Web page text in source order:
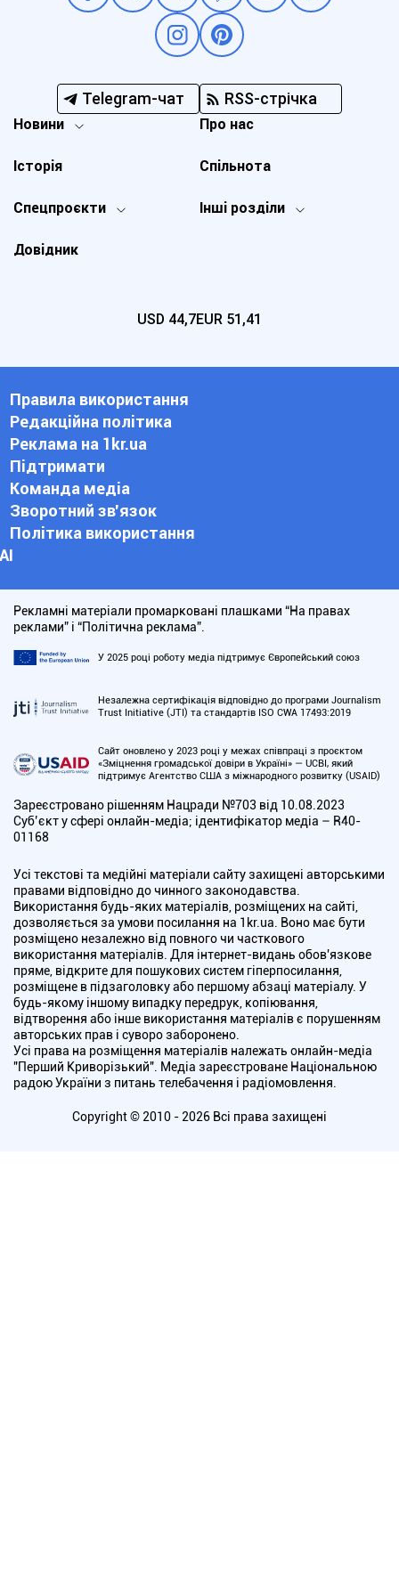
Telegram-чат RSS-стрічка
Новини
Спецпроєкти Інші розділи
Історія
Про нас
Довідник
Спільнота
USD 44,7EUR 51,41
Правила використання
Редакційна політика
Реклама на 1kr.ua
Підтримати
Команда медіа
Зворотний зв'язок
Політика використання
АІ
Рекламні матеріали промарковані плашками “На правах
реклами” і “Політична реклама”.
У 2025 році роботу медіа підтримує Європейський союз
Незалежна сертифікація відповідно до програми Journalism
Trust Initiative (JTI) та стандартів ISO CWA 17493:2019
Сайт оновлено у 2023 році у межах співпраці з проєктом
«Зміцнення громадської довіри в Україні» — UCBI, який
підтримує Агентство США з міжнародного розвитку (USAID)
Зареєстровано рішенням Нацради №703 від 10.08.2023
Cуб’єкт у сфері онлайн-медіа; ідентифікатор медіа – R40-
01168
Усі текстові та медійні матеріали сайту захищені авторськими
правами відповідно до чинного законодавства.
Використання будь-яких матеріалів, розміщених на сайті,
дозволяється за умови посилання на 1kr.ua. Воно має бути
розміщено незалежно від повного чи часткового
використання матеріалів. Для інтернет-видань обов'язкове
пряме, відкрите для пошукових систем гіперпосилання,
розміщене в підзаголовку або першому абзаці матеріалу. У
будь-якому іншому випадку передрук, копіювання,
відтворення або інше використання матеріалів є порушенням
авторських прав і суворо заборонено.
Усі права на розміщення матеріалів належать онлайн-медіа
"Перший Криворізький". Медіа зареєстроване Національною
радою України з питань телебачення і радіомовлення.
Copyright © 2010 - 2026 Всі права захищені